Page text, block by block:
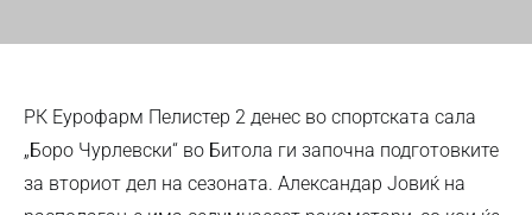
РК Еурофарм Пелистер 2 денес во спортската сала
„Боро Чурлевски“ во Битола ги започна подготовките
за вториот дел на сезоната. Александар Јовиќ на